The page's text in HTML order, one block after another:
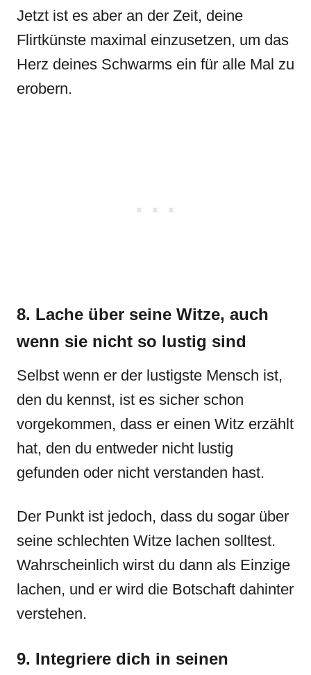
Jetzt ist es aber an der Zeit, deine
Flirtkünste maximal einzusetzen, um das
Herz deines Schwarms ein für alle Mal zu
erobern.
8. Lache über seine Witze, auch
wenn sie nicht so lustig sind
Selbst wenn er der lustigste Mensch ist,
den du kennst, ist es sicher schon
vorgekommen, dass er einen Witz erzählt
hat, den du entweder nicht lustig
gefunden oder nicht verstanden hast.
Der Punkt ist jedoch, dass du sogar über
seine schlechten Witze lachen solltest.
Wahrscheinlich wirst du dann als Einzige
lachen, und er wird die Botschaft dahinter
verstehen.
9. Integriere dich in seinen